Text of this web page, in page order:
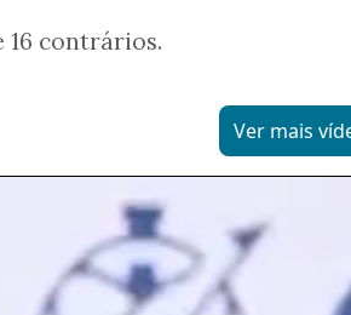
16 contrários.
Ver mais